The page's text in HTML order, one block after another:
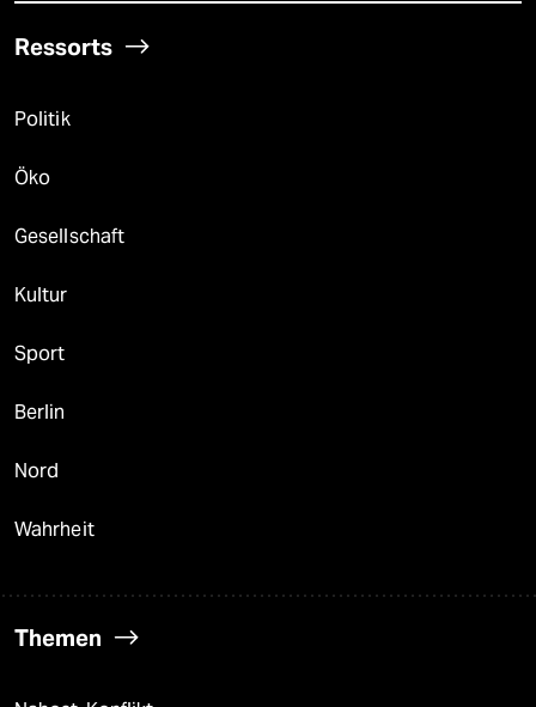
Ressorts
Politik
Öko
Gesellschaft
Kultur
Sport
Berlin
Nord
Wahrheit
Themen